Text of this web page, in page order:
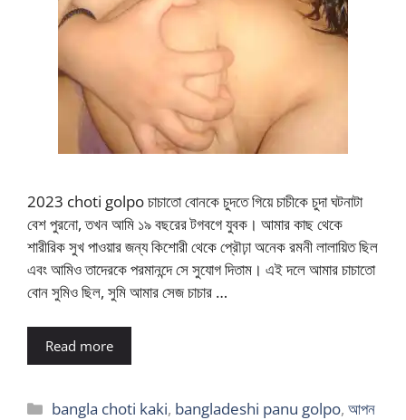
2023 choti golpo চাচাতো বোনকে চুদতে গিয়ে চাচীকে চুদা ঘটনাটা
বেশ পুরনো, তখন আমি ১৯ বছরের টগবগে যুবক। আমার কাছ থেকে
শারীরিক সুখ পাওয়ার জন্য কিশোরী থেকে প্রৌঢ়া অনেক রমনী লালায়িত ছিল
এবং আমিও তাদেরকে পরমানন্দে সে সুযোগ দিতাম। এই দলে আমার চাচাতো
বোন সুমিও ছিল, সুমি আমার সেজ চাচার …
Read more
Categories
bangla choti kaki, bangladeshi panu golpo,আপন